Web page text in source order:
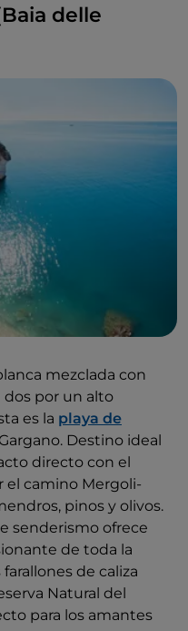
delle
mezclada con
dos por un alto
es la playa de
Destino ideal
directo con el
el camino Mergoli-
pinos y olivos.
senderismo ofrece
de toda la
de caliza
Natural del
para los amantes